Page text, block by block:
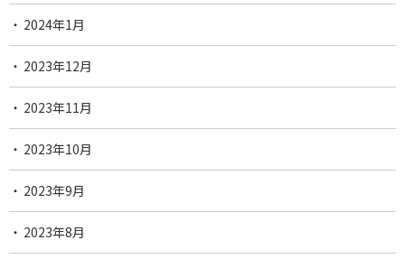
2024年1月
2023年12月
2023年11月
2023年10月
2023年9月
2023年8月